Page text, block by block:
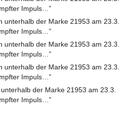
Impuls…”
unterhalb der Marke 21953 am 23.3.
Impuls…”
unterhalb der Marke 21953 am 23.3.
Impuls…”
unterhalb der Marke 21953 am 23.3.
Impuls…”
der Marke 21953 am 23.3.
Impuls…”